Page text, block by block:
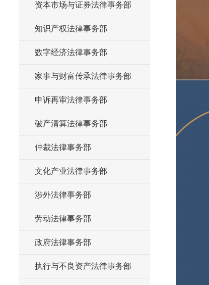
资本市场与证券法律事务部
知识产权法律事务部
数字经济法律事务部
家事与财富传承法律事务部
申诉再审法律事务部
破产清算法律事务部
仲裁法律事务部
文化产业法律事务部
涉外法律事务部
劳动法律事务部
政府法律事务部
执行与不良资产法律事务部